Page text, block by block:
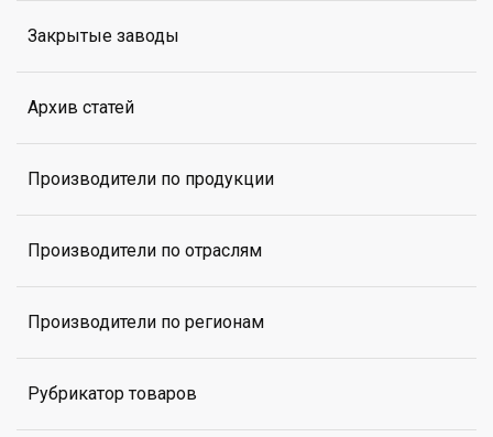
Закрытые заводы
Архив статей
Производители по продукции
Производители по отраслям
Производители по регионам
Рубрикатор товаров